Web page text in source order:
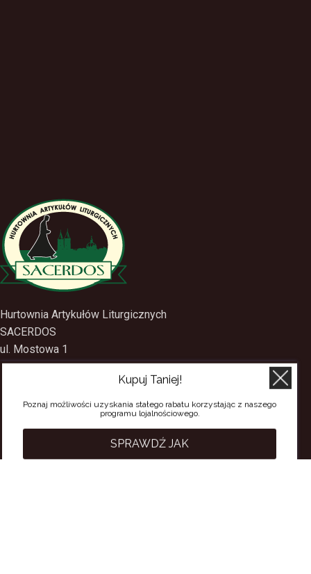
Hurtownia Artykułów Liturgicznych
SACERDOS
ul. Mostowa 1
09-402 Płock
tel.kom.501-384-314
PRZYDATNE LINKI
Polityka Prywatności
Poznaj możliwości uzyskania stałego rabatu korzystając z naszego
programu lojalnościowego.
SPRAWDŹ JAK